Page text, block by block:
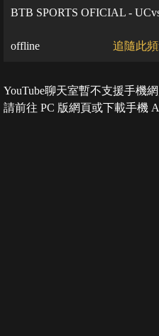
BTB SPORTS OFICIAL -
offline 追隨此
YouTube聊天室暫不支援手機
請前往 PC 版網頁或下載手機